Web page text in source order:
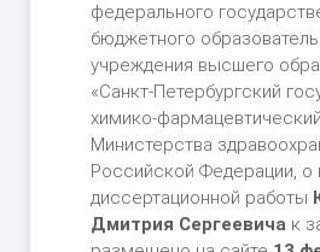
федерального
бюджетного
учреждения высшего
«Санкт-Петербургский
химико-
Министерства
Российской Федерации, о
диссертационной работы
Дмитрия Сергеевича к